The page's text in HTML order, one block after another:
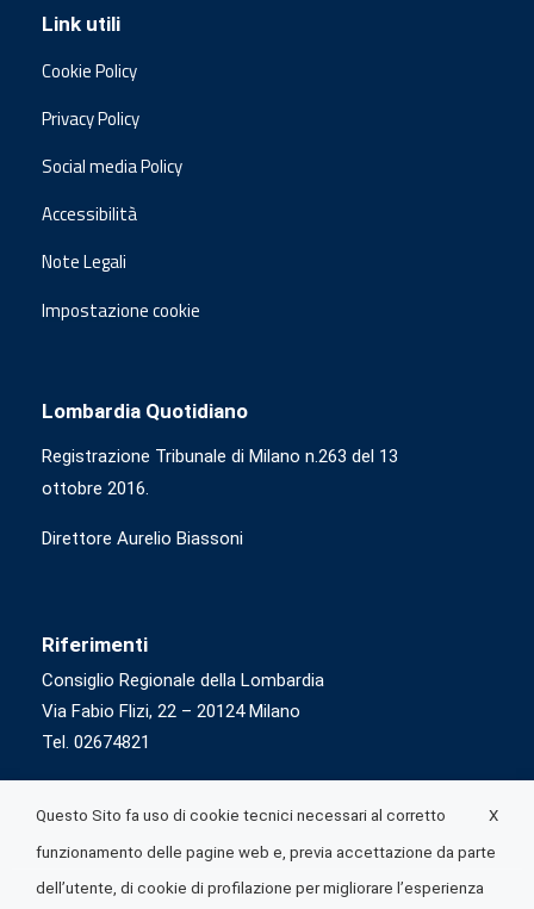
Link utili
Cookie Policy
Privacy Policy
Social media Policy
Accessibilità
Note Legali
Impostazione cookie
Lombardia Quotidiano
Registrazione Tribunale di Milano n.263 del 13
ottobre 2016.
Direttore Aurelio Biassoni
Riferimenti
Consiglio Regionale della Lombardia
Via Fabio Flizi, 22 – 20124 Milano
Tel. 02674821
X
Questo Sito fa uso di cookie tecnici necessari al corretto
funzionamento delle pagine web e, previa accettazione da parte
dell’utente, di cookie di profilazione per migliorare l’esperienza